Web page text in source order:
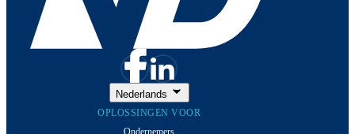
Nederlands
OPLOSSINGEN VOOR
Ondernemers